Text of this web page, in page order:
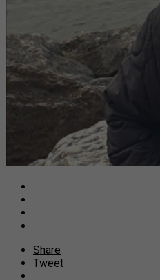
Share
Tweet